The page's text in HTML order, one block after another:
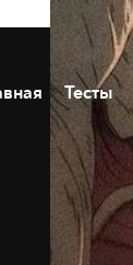
Тесты